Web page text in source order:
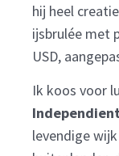
hij heel
ijsbrulée met
USD,
Ik koos voor
levendige